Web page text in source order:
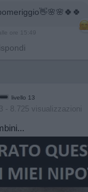
ore 15:49
livello 13
- 8.725 visualizzazioni